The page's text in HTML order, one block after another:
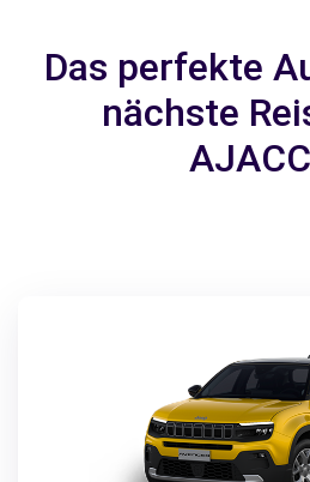
Das perfekte
nächste